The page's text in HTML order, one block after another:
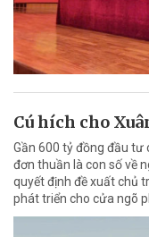
Cú hích cho
Gần 600 tỷ đồng đầu
đơn thuần là con số về
quyết định đề xuất chủ
phát triển cho cửa ngõ